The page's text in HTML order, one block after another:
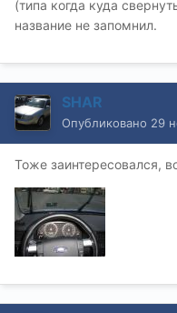
(типа когда куда
название не запомнил.
SHAR
Опубликовано 29
Тоже заинтересовался,